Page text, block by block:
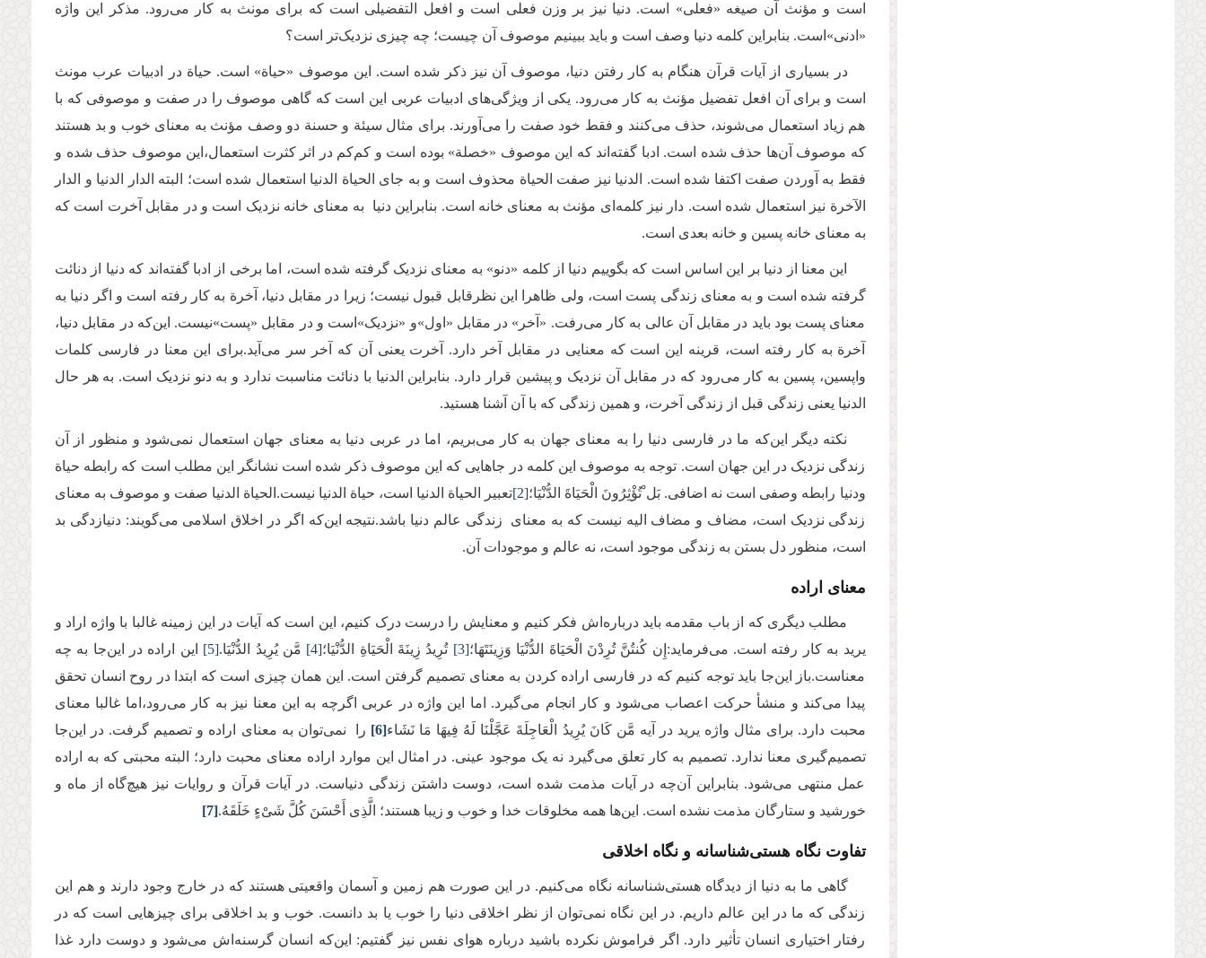
است و مؤنث آن صیغه «فعلی» است. دنیا نیز بر وزن فعلی است و افعل التفضیلی است که برای مونث به کار می‌رود. مذکر این واژه
«ادنی»است. بنابراین کلمه دنیا وصف است و باید ببینیم موصوف آن چیست؛ چه چیزی نزدیک‌تر است؟
در بسیاری از آیات قرآن هنگام به کار رفتن دنیا، موصوف آن نیز ذکر شده است. این موصوف «حیاة» است. حیاة در ادبیات عرب مونث
است و برای آن افعل تفضیل مؤنث به کار می‌رود. یکی از ویژگی‌های ادبیات عربی این است که گاهی موصوف را در صفت و موصوفی که با
هم زیاد استعمال می‌شوند، حذف می‌کنند و فقط خود صفت را می‌آورند. برای مثال سیئة و حسنة دو وصف مؤنث به معنای خوب و بد هستند
که موصوف آن‌ها حذف شده است. ادبا گفته‌اند که این موصوف «خصلة» بوده است و کم‌کم در اثر کثرت استعمال،این موصوف حذف شده و
فقط به آوردن صفت اکتفا شده است. الدنیا نیز صفت الحیاة محذوف است و به جای الحیاة الدنیا استعمال شده است؛ البته الدار الدنیا و الدار
الآخرة نیز استعمال شده است. دار نیز کلمه‌ای مؤنث به معنای خانه است. بنابراین دنیا به معنای خانه نزدیک است و در مقابل آخرت است که
به معنای خانه پسین و خانه بعدی است.
این معنا از دنیا بر این اساس است که بگوییم دنیا از کلمه «دنو» به معنای نزدیک گرفته شده است، اما برخی از ادبا گفته‌اند که دنیا از دنائت
گرفته شده است و به معنای زندگی پست است، ولی ظاهرا این نظرقابل قبول نیست؛ زیرا در مقابل دنیا، آخرة به کار رفته است و اگر دنیا به
معنای پست بود باید در مقابل آن عالی به کار می‌رفت. «آخر» در مقابل «اول»و «نزدیک»است و در مقابل «پست»نیست. این‌که در مقابل دنیا،
آخرة به کار رفته است، قرینه این است که معنایی در مقابل آخر دارد. آخرت یعنی آن که آخر سر می‌آید.برای این معنا در فارسی کلمات
واپسین، پسین به کار می‌رود که در مقابل آن نزدیک و پیشین قرار دارد. بنابراین الدنیا با دنائت مناسبت ندارد و به دنو نزدیک است. به هر حال
الدنیا یعنی زندگی قبل از زندگی آخرت، و همین زندگی که با آن آشنا هستید.
نکته دیگر این‌که ما در فارسی دنیا را به معنای جهان به کار می‌بریم، اما در عربی دنیا به معنای جهان استعمال نمی‌شود و منظور از آن
زندگی نزدیک در این جهان است. توجه به موصوف این کلمه در جاهایی که این موصوف ذکر شده است نشانگر این مطلب است که رابطه حیاة
ودنیا رابطه وصفی است نه اضافی. بَل ْتُؤْثِرُونَ الْحَیَاةَ الدُّنْیَا؛[2]تعبیر الحیاة الدنیا است، حیاة الدنیا نیست.الحیاة الدنیا صفت و موصوف به معنای
زندگی نزدیک است، مضاف و مضاف الیه نیست که به معنای زندگی عالم دنیا باشد.نتیجه این‌که اگر در اخلاق اسلامی می‌گویند: دنیازدگی بد
است، منظور دل بستن به زندگی موجود است، نه عالم و موجودات آن.
معنای اراده
مطلب دیگری که از باب مقدمه باید درباره‌اش فکر کنیم و معنایش را درست درک کنیم، این است که آیات در این زمینه غالبا با واژه اراد و
یرید به کار رفته است. می‌فرماید:إِن كُنتُنَّ تُرِدْنَ الْحَیَاةَ الدُّنْیَا وَزِینَتَهَا؛[3] تُرِیدُ زِینَةَ الْحَیَاةِ الدُّنْیَا؛[4] مَّن یُرِیدُ الدُّنْیَا.[5] این اراده در این‌جا به چه
معناست.باز این‌جا باید توجه کنیم که در فارسی اراده کردن به معنای تصمیم گرفتن است. این همان چیزی است که ابتدا در روح انسان تحقق
پیدا می‌کند و منشأ حرکت اعصاب می‌شود و کار انجام می‌گیرد. اما این واژه در عربی اگرچه به این معنا نیز به کار می‌رود،اما غالبا معنای
محبت دارد. برای مثال واژه یرید در آیه مَّن كَانَ یُرِیدُ الْعَاجِلَةَ عَجَّلْنَا لَهُ فِیهَا مَا نَشَاء[6] را نمی‌توان به معنای اراده و تصمیم گرفت. در این‌جا
تصمیم‌گیری معنا ندارد. تصمیم به کار تعلق می‌گیرد نه یک موجود عینی. در امثال این موارد اراده معنای محبت دارد؛ البته محبتی که به اراده
عمل منتهی می‌شود. بنابراین آن‌چه در آیات مذمت شده است، دوست داشتن زندگی دنیاست. در آیات قرآن و روایات نیز هیچ‌گاه از ماه و
خورشید و ستارگان مذمت نشده است. این‌ها همه مخلوقات خدا و خوب و زیبا هستند؛ الَّذِی أَحْسَنَ كُلَّ شَیْءٍ خَلَقَهُ.[7]
تفاوت نگاه هستی‌شناسانه و نگاه اخلاقی
گاهی ما به دنیا از دیدگاه هستی‌شناسانه نگاه می‌کنیم. در این صورت هم زمین و آسمان واقعیتی هستند که در خارج وجود دارند و هم این
زندگی که ما در این عالم داریم. در این نگاه نمی‌توان از نظر اخلاقی دنیا را خوب یا بد دانست. خوب و بد اخلاقی برای چیزهایی است که در
رفتار اختیاری انسان تأثیر دارد. اگر فراموش نکرده باشید درباره هوای نفس نیز گفتیم: این‌که انسان گرسنه‌اش می‌شود و دوست ‌دارد غذا